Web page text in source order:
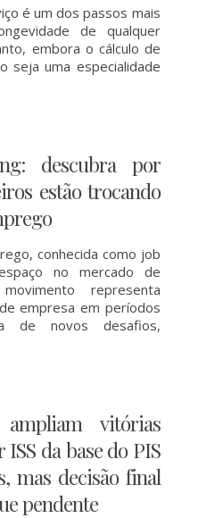
é um dos passos mais
de qualquer
embora o cálculo de
seja uma especialidade
descubra por
estão trocando
conhecida como job
no mercado de
representa
empresa em períodos
de novos desafios,
ampliam vitórias
da base do PIS
mas decisão final
pendente